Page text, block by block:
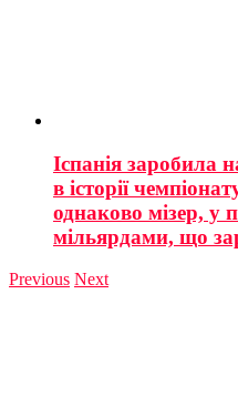
Іспанія заробила
в історії
однаково мізер, у
мільярдами, що
Previous Next